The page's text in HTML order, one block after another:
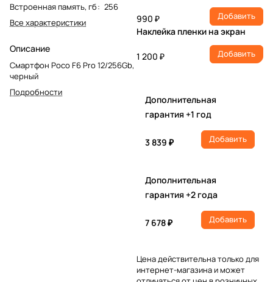
Встроенная память, гб: 256
Все характеристики
Описание
Смартфон Poco F6 Pro 12/256Gb,
черный
Подробности
990 ₽
Добавить
Наклейка пленки на экран
1 200 ₽ Добавить
Дополнительная
гарантия +1 год
3 839 ₽ Добавить
Дополнительная
гарантия +2 года
7 678 ₽ Добавить
Цена действительна только для
интернет-магазина и может